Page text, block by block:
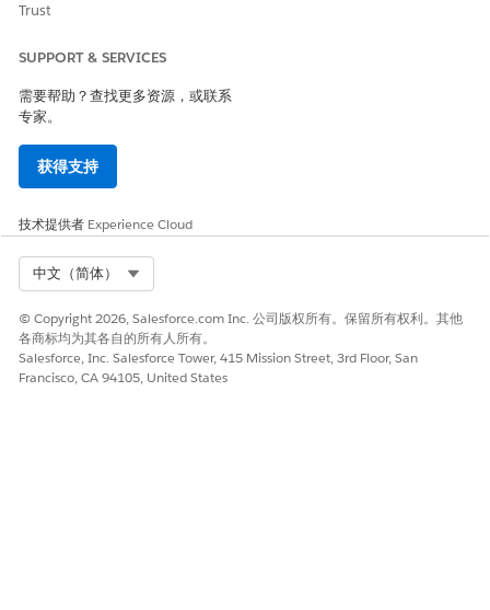
Trust
SUPPORT & SERVICES
需要帮助？查找更多资源，或联系
专家。
获得支持
技术提供者 Experience Cloud
中文（简体）
© Copyright 2026, Salesforce.com Inc. 公司版权所有。保留所有权利。其他
各商标均为其各自的所有人所有。
Salesforce, Inc. Salesforce Tower, 415 Mission Street, 3rd Floor, San
Francisco, CA 94105, United States